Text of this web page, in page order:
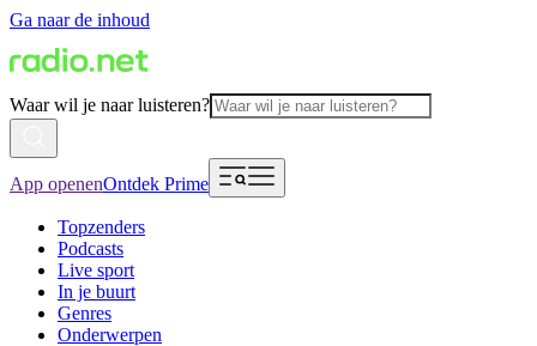
Ga naar de inhoud
Waar wil je naar luisteren?
App openenOntdek Prime
Topzenders
Podcasts
Live sport
In je buurt
Genres
Onderwerpen